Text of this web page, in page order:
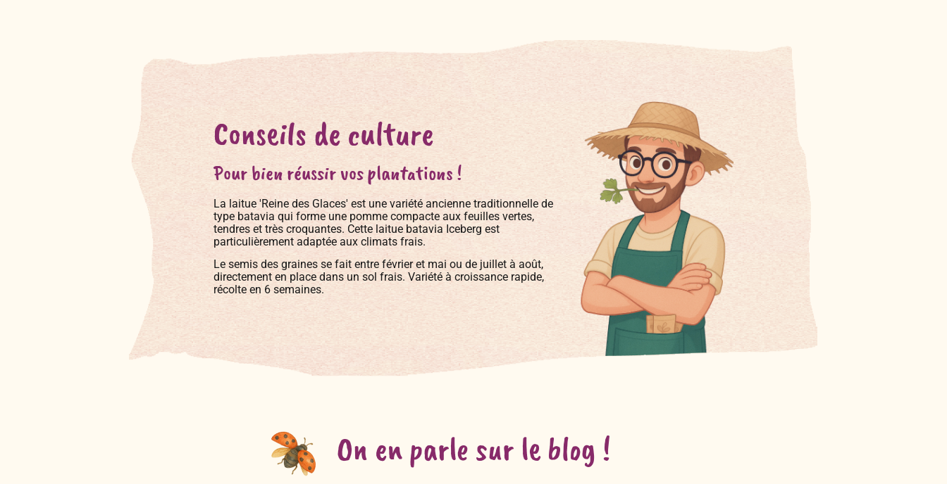
Conseils de culture
Pour bien réussir vos plantations !
La laitue 'Reine des Glaces' est une variété ancienne traditionnelle de
type batavia qui forme une pomme compacte aux feuilles vertes,
tendres et très croquantes. Cette laitue batavia Iceberg est
particulièrement adaptée aux climats frais.
Le semis des graines se fait entre février et mai ou de juillet à août,
directement en place dans un sol frais. Variété à croissance rapide,
récolte en 6 semaines.
On en parle sur le blog !